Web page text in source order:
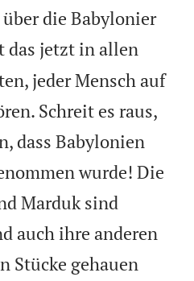
die Babylonier
das jetzt in allen
jeder Mensch auf
Schreit es raus,
dass Babylonien
wurde! Die
Marduk sind
auch ihre anderen
Stücke gehauen